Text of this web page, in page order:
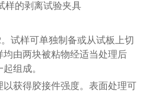
样的剥离试验夹具
试样可单独制备或从试板上切
均由两块被粘物经适当处理后
组成。
以获得胶接件强度。表面处理可